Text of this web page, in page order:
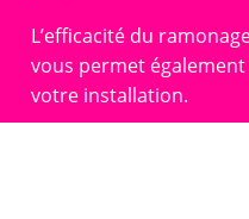
L’efficacité du
vous permet également
votre installation.